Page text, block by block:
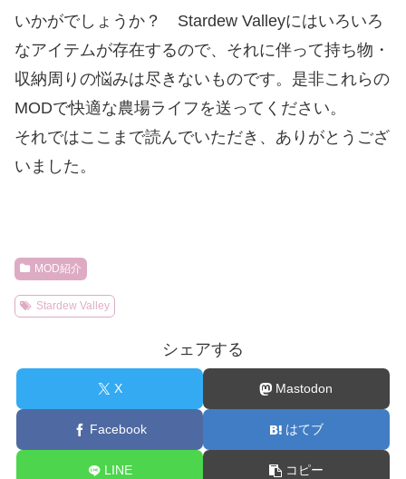
いかがでしょうか？ Stardew Valleyにはいろいろ
なアイテムが存在するので、それに伴って持ち物・
収納周りの悩みは尽きないものです。是非これらの
MODで快適な農場ライフを送ってください。
それではここまで読んでいただき、ありがとうござ
いました。
MOD紹介
Stardew Valley
シェアする
X Mastodon
Facebook はてブ
LINE コピー